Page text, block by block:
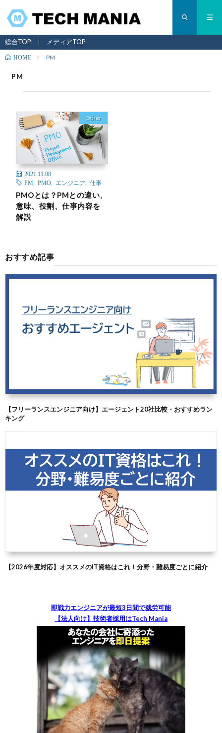
総合TOP メディアTOP
HOME PM
PM
Other
2021.11.08
PM ,PMO エンジニア ,仕事
PMOとは？PMとの違い、
意味、役割、仕事内容を
解説
おすすめ記事
【フリーランスエンジニア向け】エージェント20社比較・おすすめラン
キング
【2026年度対応】オススメのIT資格はこれ！分野・難易度ごとに紹介
即戦力エンジニアが最短3日間で就労可能
【法人向け】技術者採用はTech Mania